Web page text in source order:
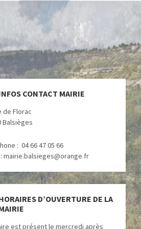
CONTACT MAIRIE
de Florac
Balsièges
: 04 66 47 05 66
: mairie.balsieges@orange.fr
D’OUVERTURE DE LA
est présent le mercredi après